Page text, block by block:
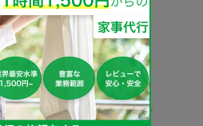
サービスの種類
サービスは下記となります。